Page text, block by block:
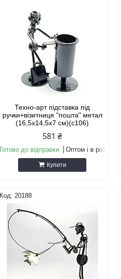
Техно-арт підставка під
ручки+візитниця "пошта" метал
(16,5х14,5х7 см)(c106)
581 ₴
Готово до відправки Оптом і в роздріб
Купити
20188